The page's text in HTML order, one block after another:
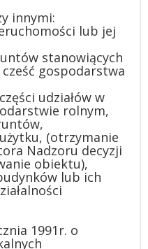
innymi:
lub jej
stanowiących
gospodarstwa
udziałów w
rolnym,
(otrzymanie
Nadzoru decyzji
obiektu),
lub ich
1991r. o